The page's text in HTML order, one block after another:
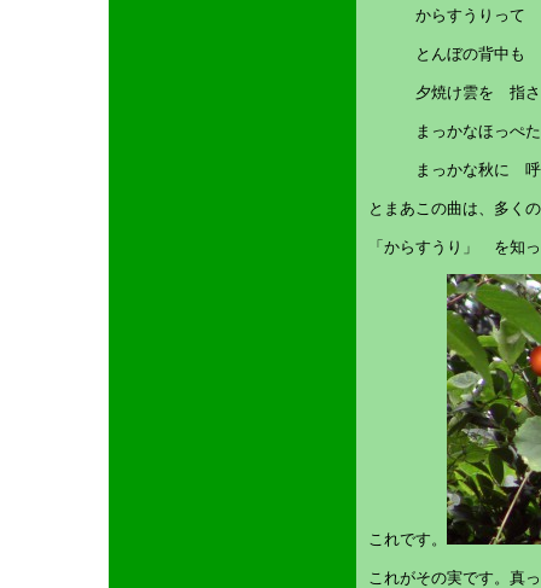
からすうりって
とんぼの背中も
夕焼け雲を 指さ
まっかなほっぺた
まっかな秋に 呼
とまあこの曲は、多く
「からすうり」 を知
これです。
これがその実です。真